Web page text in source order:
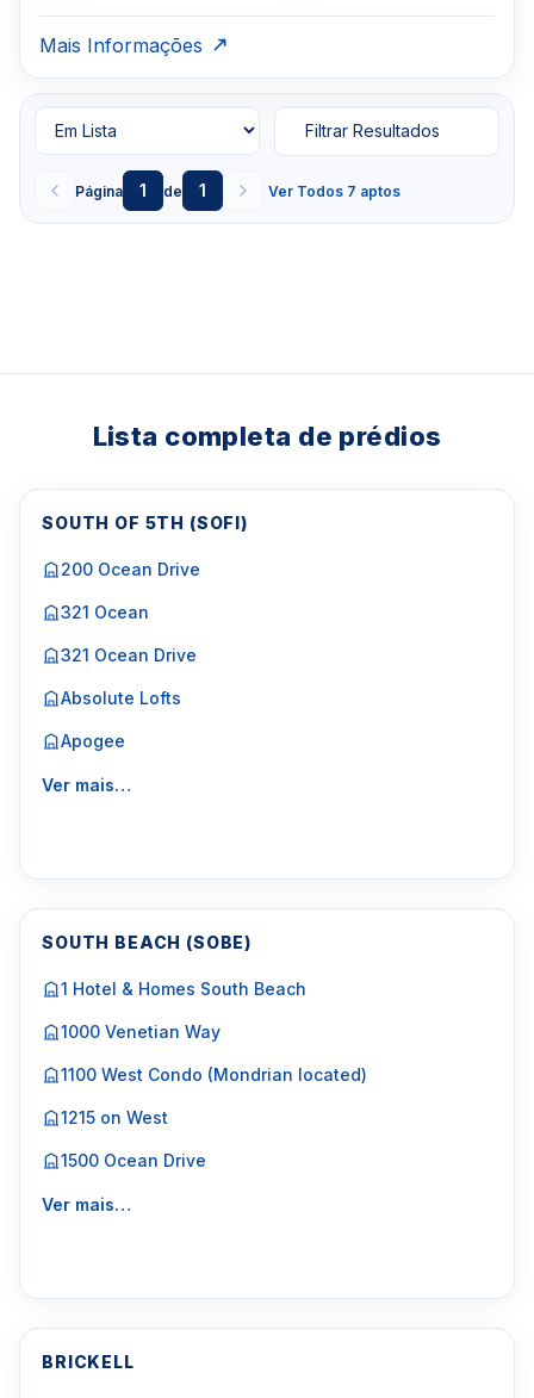
Mais Informações
Página 1 de 1 Ver Todos 7 aptos
Filtrar Resultados
Lista completa de prédios
SOUTH OF 5TH (SOFI)
200 Ocean Drive
321 Ocean
321 Ocean Drive
Absolute Lofts
Apogee
Ver mais…
SOUTH BEACH (SOBE)
1 Hotel & Homes South Beach
1000 Venetian Way
1100 West Condo (Mondrian located)
1215 on West
1500 Ocean Drive
Ver mais…
BRICKELL